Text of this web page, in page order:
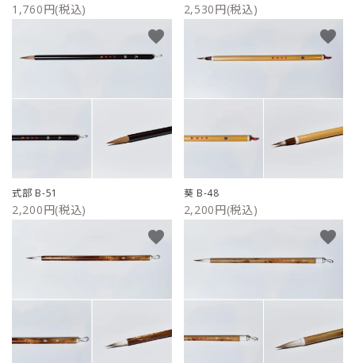
1,760円(税込) 2,530円(税込)
式部 B-51
2,200円(税込)
favorite
葵 B-48
2,200円(税込)
favorite
favorite favorite